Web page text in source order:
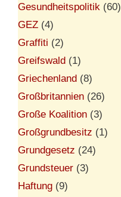
Gesundheitspolitik (60)
GEZ (4)
Graffiti (2)
Greifswald (1)
Griechenland (8)
Großbritannien (26)
Große Koalition (3)
Großgrundbesitz (1)
Grundgesetz (24)
Grundsteuer (3)
Haftung (9)